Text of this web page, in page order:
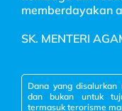
memberdayakan
SK. MENTERI
Dana yang
dan bukan untuk
termasuk terorisme